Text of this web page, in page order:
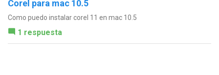
Corel para mac 10.5
Como puedo instalar corel 11 en mac 10.5
1 respuesta